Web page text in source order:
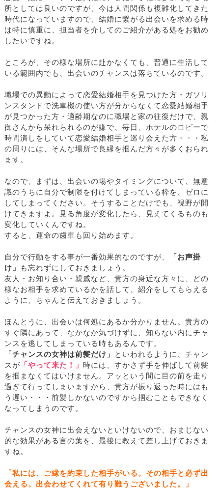
所としては良いのですが、今は人間関係も複雑化してきた
時代になっていますので、結婚に繋がる出会いを求める時
は特に慎重に、担当者を介してのご紹介がある処をお勧め
したいですね。
ところが、その様な場所に赴かなくても、普通に生活して
いる範囲内でも、出会いのチャンスは落ちているのです。
職場での異動によって恋愛結婚相手を見つけた方・ガソリ
ンスタンドで洗車機の使い方が分からなくて恋愛結婚相手
が見つかった方・適齢期なのに職場と家の往復だけで、親
御さんから呆れられるのが嫌で、毎日、ホテルのロビーで
時間潰しをしていて恋愛結婚相手と巡り会えた方・・・私
の周りには、そんな場所で良縁を掴んだ方々が多くおられ
ます。
なので、まずは、出会いの場やタイミングについて、無意
識のうちに自分で制限を付けてしまっている枠を、ゼロに
してしまってください。そうすることだけでも、視野が開
けてきますよ。見る角度が変化したら、見えてくるものも
変化していくんですね。
すると、運命の歯車も回り始めます。
自分で行動をする事が一番効果的なのですが、
「お声掛
け」
も忘れずにしておきましょう。
友人・お知り合い・親戚など、貴方の身近な方々に、どの
様なお相手を求めているかを話して、紹介をしてもらえる
ように、ちゃんと伝えておきましょう。
ほんとうに、出会いは何処にあるか分かりません。貴方の
すぐ隣にあって、なかなか気づけずに、知らない内にチャ
ンスを逃してしまっている時もあるんです。
「チャンスの女神は前髪だけ」
といわれるように、チャン
スが 「やって来た！」 時には、すかさず手を伸ばして前髪
を掴まなくてはいけません。アッという間に目の前を走り
過ぎて行ってしまいますから、貴方が振り返った時にはも
う遅い・・・前髪しかないのですから掴むこともできなく
なってしまうのです。
チャンスの女神に出会えないといけないので、おまじない
的な効果がある言の葉を、最後に教えて差し上げておきま
すね。
「私には、ご縁を約束した相手がいる。その相手と必ず出
会える。出会わせてくれて有り難うございました。」